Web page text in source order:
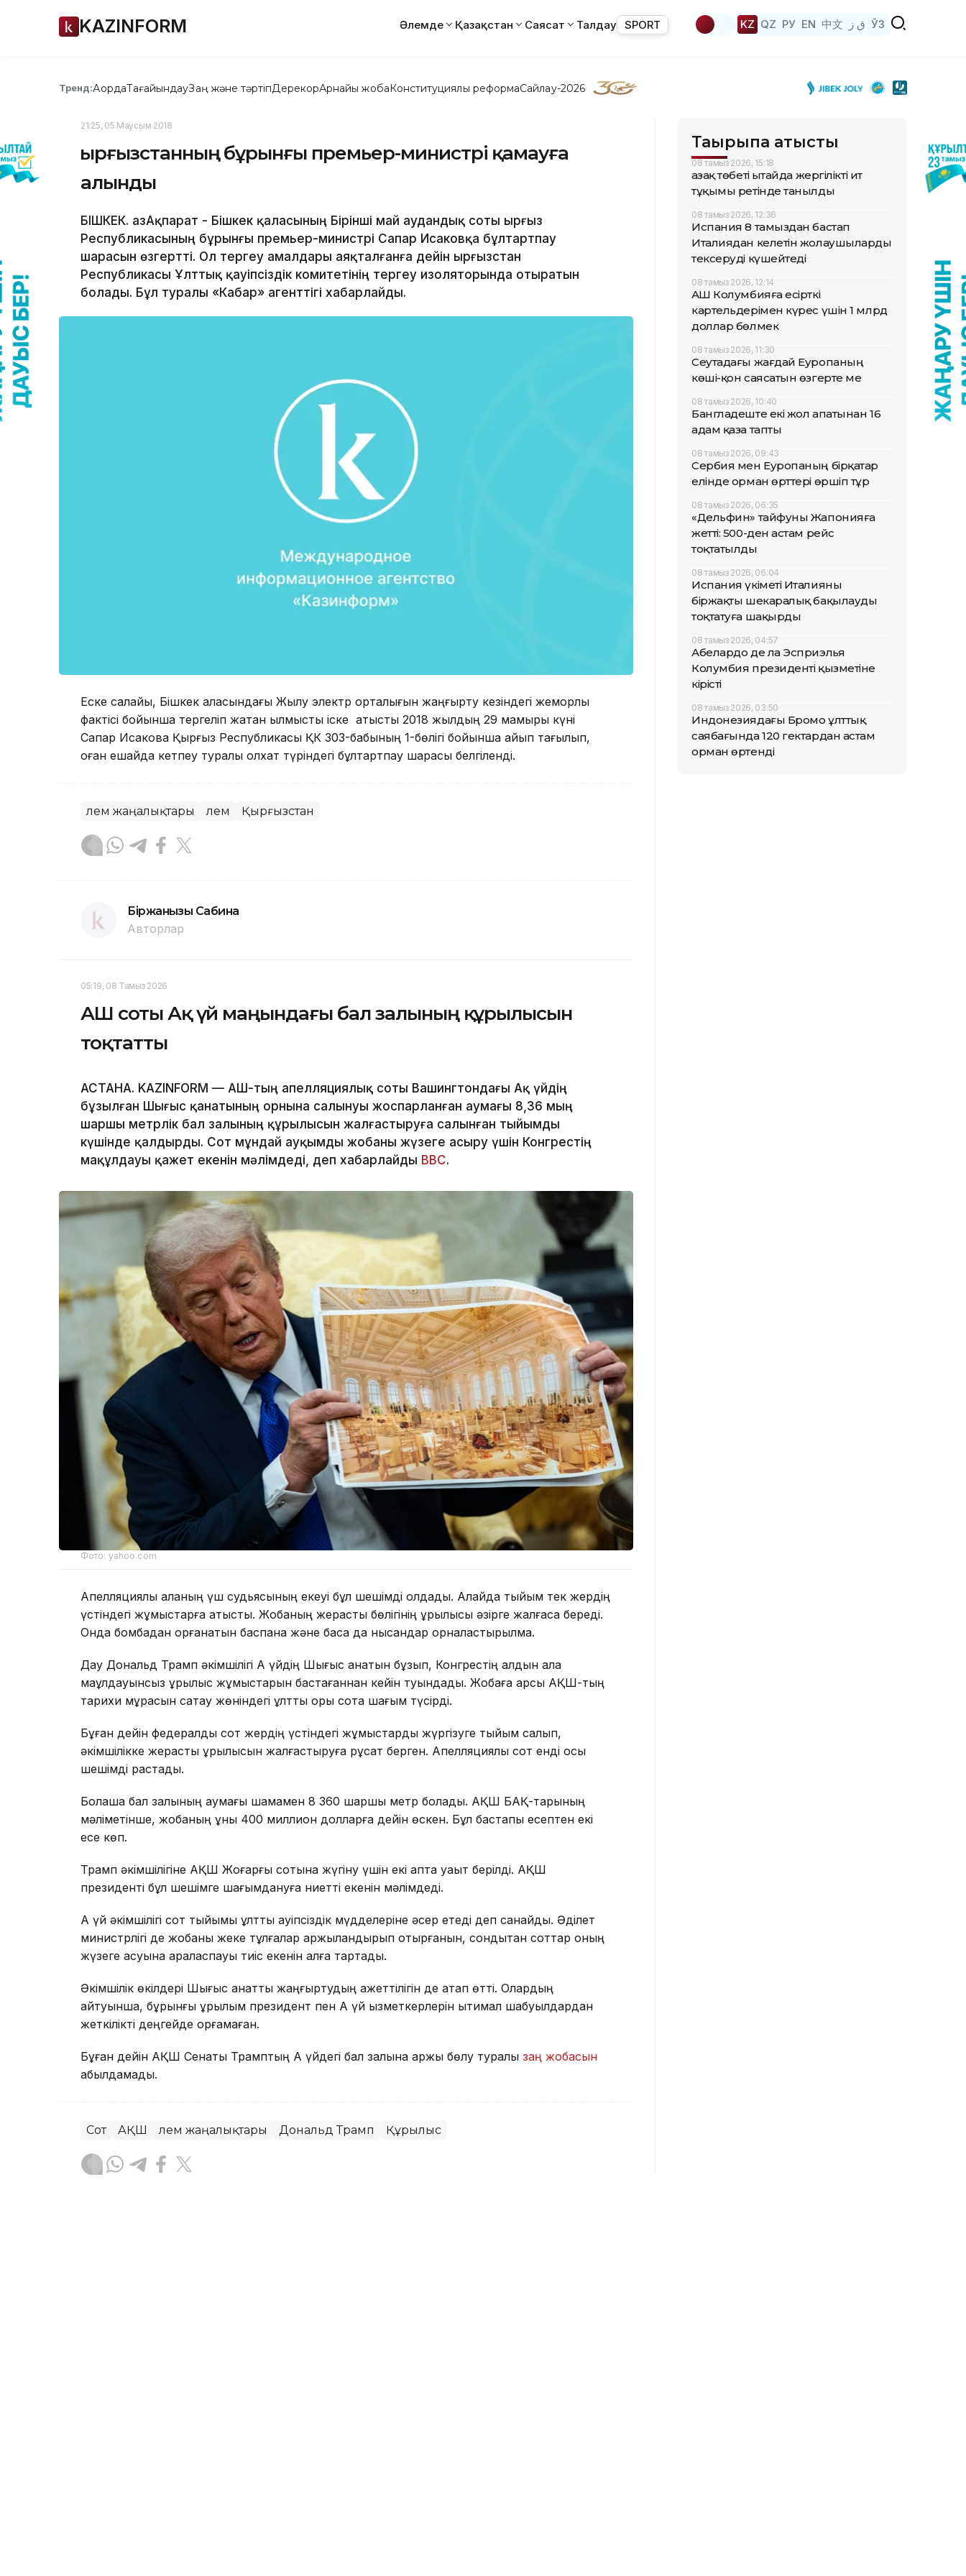
KAZINFORM Әлемде Қазақстан Саясат Талдау SPORT KZ QZ РУ EN 中文 ق ز ЎЗ
Тренд:АқордаТағайындауЗаң және тәртіпДерекқорАрнайы жобаКонституциялық реформаСайлау-2026
21:25, 05 Маусым 2018
Қырғызстанның бұрынғы премьер-министрі қамауға
алынды
БІШКЕК. ҚазАқпарат - Бішкек қаласының Бірінші май аудандық соты Қырғыз
Республикасының бұрынғы премьер-министрі Сапар Исаковқа бұлтартпау
шарасын өзгертті. Ол тергеу амалдары аяқталғанға дейін Қырғызстан
Республикасы Ұлттық қауіпсіздік комитетінің тергеу изоляторында отыратын
болады. Бұл туралы «Кабар» агенттігі хабарлайды.
Еске салайық, Бішкек қаласындағы Жылу электр орталығын жаңғырту кезіндегі жемқорлық
фактісі бойынша тергеліп жатқан қылмыстық іске қатысты 2018 жылдың 29 мамыры күні
Сапар Исаковқа Қырғыз Республикасы ҚК 303-бабының 1-бөлігі бойынша айып тағылып,
оған ешқайда кетпеу туралы қолхат түріндегі бұлтартпау шарасы белгіленді.
Әлем жаңалықтары Әлем Қырғызстан
Біржанқызы Сабина
Авторлар
05:19, 08 Тамыз 2026
АҚШ соты Ақ үй маңындағы бал залының құрылысын
тоқтатты
АСТАНА. KAZINFORM — АҚШ-тың апелляциялық соты Вашингтондағы Ақ үйдің
бұзылған Шығыс қанатының орнына салынуы жоспарланған аумағы 8,36 мың
шаршы метрлік бал залының құрылысын жалғастыруға салынған тыйымды
күшінде қалдырды. Сот мұндай ауқымды жобаны жүзеге асыру үшін Конгрестің
мақұлдауы қажет екенін мәлімдеді, деп хабарлайды BBC.
Фото: yahoo.com
Апелляциялық алқаның үш судьясының екеуі бұл шешімді қолдады. Алайда тыйым тек жердің
үстіндегі жұмыстарға қатысты. Жобаның жерасты бөлігінің құрылысы әзірге жалғаса береді.
Онда бомбадан қорғанатын баспана және басқа да нысандар орналастырылмақ.
Дау Дональд Трамп әкімшілігі Ақ үйдің Шығыс қанатын бұзып, Конгрестің алдын ала
мақұлдауынсыз құрылыс жұмыстарын бастағаннан кейін туындады. Жобаға қарсы АҚШ-тың
тарихи мұрасын сақтау жөніндегі ұлттық қоры сотқа шағым түсірді.
Бұған дейін федералдық сот жердің үстіндегі жұмыстарды жүргізуге тыйым салып,
әкімшілікке жерасты құрылысын жалғастыруға рұқсат берген. Апелляциялық сот енді осы
шешімді растады.
Болашақ бал залының аумағы шамамен 8 360 шаршы метр болады. АҚШ БАҚ-тарының
мәліметінше, жобаның құны 400 миллион долларға дейін өскен. Бұл бастапқы есептен екі
есе көп.
Трамп әкімшілігіне АҚШ Жоғарғы сотына жүгіну үшін екі апта уақыт берілді. АҚШ
президенті бұл шешімге шағымдануға ниетті екенін мәлімдеді.
Ақ үй әкімшілігі сот тыйымы ұлттық қауіпсіздік мүдделеріне әсер етеді деп санайды. Әділет
министрлігі де жобаны жеке тұлғалар қаржыландырып отырғанын, сондықтан соттар оның
жүзеге асуына араласпауы тиіс екенін алға тартады.
Әкімшілік өкілдері Шығыс қанатты жаңғыртудың қажеттілігін де атап өтті. Олардың
айтуынша, бұрынғы құрылым президент пен Ақ үй қызметкерлерін ықтимал шабуылдардан
жеткілікті деңгейде қорғамаған.
Бұған дейін АҚШ Сенаты Трамптың Ақ үйдегі бал залына қаржы бөлу туралы заң жобасын
қабылдамады.
Сот АҚШ Әлем жаңалықтары Дональд Трамп Құрылыс
Тақырыпқа қатысты
08 тамыз 2026, 15:18
Қазақ төбеті Қытайда жергілікті ит
тұқымы ретінде танылды
08 тамыз 2026, 12:36
Испания 8 тамыздан бастап
Италиядан келетін жолаушыларды
тексеруді күшейтеді
08 тамыз 2026, 12:14
АҚШ Колумбияға есірткі
картельдерімен күрес үшін 1 млрд
доллар бөлмек
08 тамыз 2026, 11:30
Сеутадағы жағдай Еуропаның
көші-қон саясатын өзгерте ме
08 тамыз 2026, 10:40
Бангладеште екі жол апатынан 16
адам қаза тапты
08 тамыз 2026, 09:43
Сербия мен Еуропаның бірқатар
елінде орман өрттері өршіп тұр
08 тамыз 2026, 06:35
«Дельфин» тайфуны Жапонияға
жетті: 500-ден астам рейс
тоқтатылды
08 тамыз 2026, 06:04
Испания үкіметі Италияны
біржақты шекаралық бақылауды
тоқтатуға шақырды
08 тамыз 2026, 04:57
Абелардо де ла Эсприэлья
Колумбия президенті қызметіне
кірісті
08 тамыз 2026, 03:50
Индонезиядағы Бромо ұлттық
саябағында 120 гектардан астам
орман өртенді